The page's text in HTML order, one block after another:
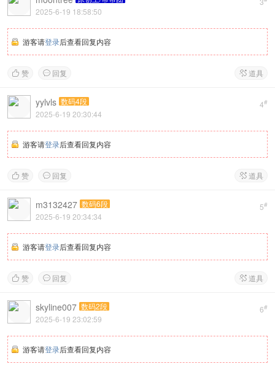
2025-6-19 18:58:50
游客请登录后查看回复内容
 赞  回复  道具
4#
yylvls 数码4段
2025-6-19 20:30:44
游客请登录后查看回复内容
 赞  回复  道具
5#
m3132427 数码6段
2025-6-19 20:34:34
游客请登录后查看回复内容
 赞  回复  道具
6#
skyline007 数码2段
2025-6-19 23:02:59
游客请登录后查看回复内容